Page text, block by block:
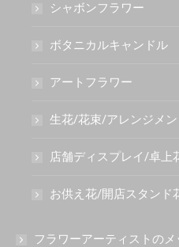
シャボンフラワー
ボタニカルキャンドル
アートフラワー
生花/花束/アレンジメン
店舗ディスプレイ/卓上
お供え花/開店スタンド
フラワーアーティストのメ